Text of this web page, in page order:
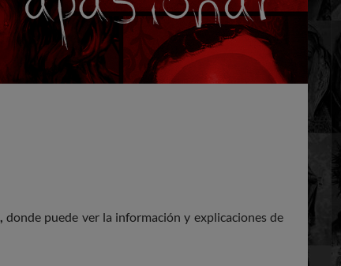
donde puede ver la información y explicaciones de